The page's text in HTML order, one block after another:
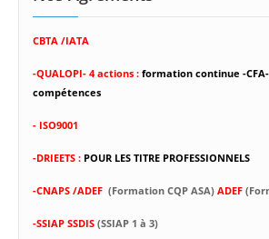
CBTA /IATA
-QUALOPI- 4 actions : formation continue -CFA-
compétences
- ISO9001
-DRIEETS : POUR LES TITRE PROFESSIONNELS
-CNAPS /ADEF (Formation CQP ASA) ADEF
-SSIAP SSDIS (SSIAP 1 à 3)